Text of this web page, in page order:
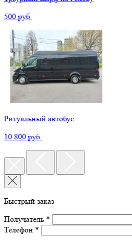
500 руб.
Ритуальный автобус
10 800 руб.
Быстрый заказ
Получатель *
Телефон *